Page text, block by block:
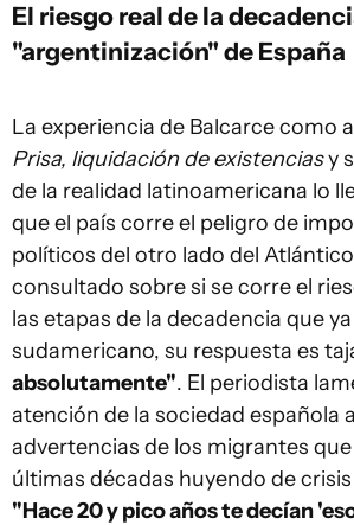
El riesgo real de la
"argentinización" de España
La experiencia de Balcarce como
Prisa, liquidación de existenciasy
de la realidad latinoamericana lo
que el país corre el peligro de
políticos del otro lado del
consultado sobre si se corre el
las etapas de la decadencia que
sudamericano, su respuesta es
absolutamente". El periodista
atención de la sociedad española
advertencias de los migrantes
últimas décadas huyendo de
"Hace 20 y pico años te decían